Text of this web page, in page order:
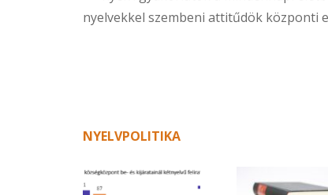
nyelvekkel szembeni attitűdök központi
NYELVPOLITIKA